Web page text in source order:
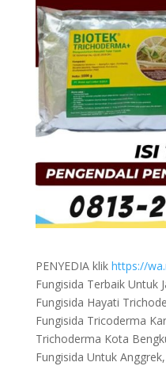
PENYEDIA klik https://
Fungisida Terbaik Untuk
Fungisida Hayati
Fungisida Tricoderma
Trichoderma Kota
Fungisida Untuk